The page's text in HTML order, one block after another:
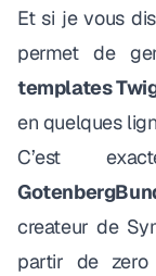
Et si je vous
permet de
templates
en quelques
C’est
createur de
partir de zero